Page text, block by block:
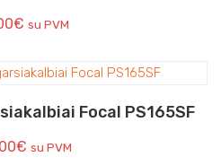
€ su PVM
Focal PS165SF
€ su PVM